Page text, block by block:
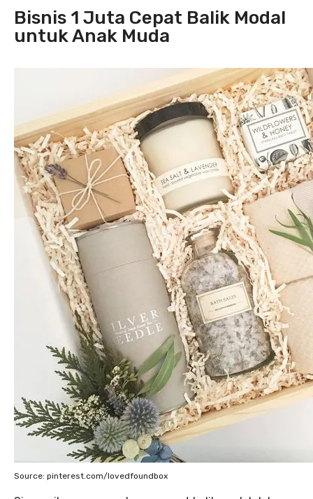
Bisnis 1 Juta Cepat Balik Modal
untuk Anak Muda
Source: pinterest.com/lovedfoundbox